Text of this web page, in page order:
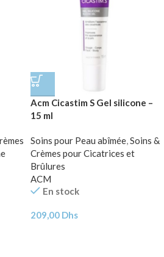
Acm Cicastim S Gel silicone –
15 ml
Soins pour Peau abîmée Soins &
Crèmes pour Cicatrices et
Brûlures
ACM
En stock
209,00 Dhs